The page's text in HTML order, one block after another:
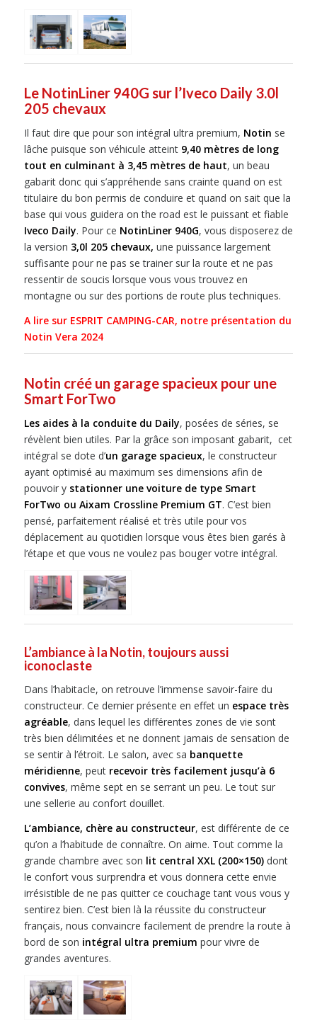
Le NotinLiner 940G sur l’Iveco Daily 3.0l
205 chevaux
Il faut dire que pour son intégral ultra premium, Notin se
lâche puisque son véhicule atteint 9,40 mètres de long
tout en culminant à 3,45 mètres de haut, un beau
gabarit donc qui s’appréhende sans crainte quand on est
titulaire du bon permis de conduire et quand on sait que la
base qui vous guidera on the road est le puissant et fiable
Iveco Daily. Pour ce NotinLiner 940G, vous disposerez de
la version 3,0l 205 chevaux, une puissance largement
suffisante pour ne pas se trainer sur la route et ne pas
ressentir de soucis lorsque vous vous trouvez en
montagne ou sur des portions de route plus techniques.
A lire sur ESPRIT CAMPING-CAR, notre présentation du
Notin Vera 2024
Notin créé un garage spacieux pour une
Smart ForTwo
Les aides à la conduite du Daily, posées de séries, se
révèlent bien utiles. Par la grâce son imposant gabarit, cet
intégral se dote d’un garage spacieux, le constructeur
ayant optimisé au maximum ses dimensions afin de
pouvoir y stationner une voiture de type Smart
ForTwo ou Aixam Crossline Premium GT. C’est bien
pensé, parfaitement réalisé et très utile pour vos
déplacement au quotidien lorsque vous êtes bien garés à
l’étape et que vous ne voulez pas bouger votre intégral.
L’ambiance à la Notin, toujours aussi
iconoclaste
Dans l’habitacle, on retrouve l’immense savoir-faire du
constructeur. Ce dernier présente en effet un espace très
agréable, dans lequel les différentes zones de vie sont
très bien délimitées et ne donnent jamais de sensation de
se sentir à l’étroit. Le salon, avec sa banquette
méridienne, peut recevoir très facilement jusqu’à 6
convives, même sept en se serrant un peu. Le tout sur
une sellerie au confort douillet.
L’ambiance, chère au constructeur, est différente de ce
qu’on a l’habitude de connaître. On aime. Tout comme la
grande chambre avec son lit central XXL (200×150)dont
le confort vous surprendra et vous donnera cette envie
irrésistible de ne pas quitter ce couchage tant vous vous y
sentirez bien. C’est bien là la réussite du constructeur
français, nous convaincre facilement de prendre la route à
bord de son intégral ultra premium pour vivre de
grandes aventures.